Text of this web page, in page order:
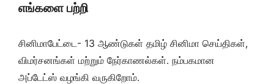
எங்களை பற்றி
சினிமாபேட்டை- 13 ஆண்டுகள் தமிழ் சினிமா செய்திகள்,
விமர்சனங்கள் மற்றும் நேர்காணல்கள். நம்பகமான
அப்டேட்ஸ் வழங்கி வருகிறோம்.